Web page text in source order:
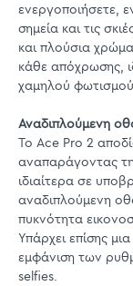
ενεργοποιήσετε,
σημεία και τις
και πλούσια
κάθε απόχρωσης,
χαμηλού
Αναδιπλούμενη
Το Ace Pro 2
αναπαράγοντας
ιδιαίτερα σε
αναδιπλούμενη
πυκνότητα
Υπάρχει επίσης
εμφάνιση των
selfies.